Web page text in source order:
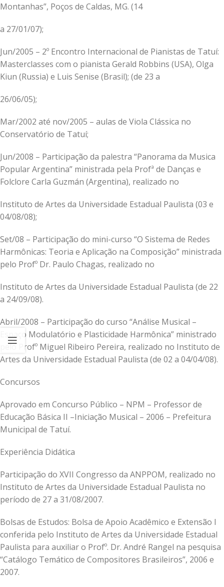
Montanhas”, Poços de Caldas, MG. (14
a 27/01/07);
Jun/2005 – 2º Encontro Internacional de Pianistas de Tatuí:
Masterclasses com o pianista Gerald Robbins (USA), Olga
Kiun (Russia) e Luis Senise (Brasil); (de 23 a
26/06/05);
Mar/2002 até nov/2005 – aulas de Viola Clássica no
Conservatório de Tatuí;
Jun/2008 – Participação da palestra “Panorama da Musica
Popular Argentina” ministrada pela Profª de Danças e
Folclore Carla Guzmán (Argentina), realizado no
Instituto de Artes da Universidade Estadual Paulista (03 e
04/08/08);
Set/08 – Participação do mini-curso “O Sistema de Redes
Harmônicas: Teoria e Aplicação na Composição” ministrada
pelo Profº Dr. Paulo Chagas, realizado no
Instituto de Artes da Universidade Estadual Paulista (de 22
a 24/09/08).
Abril/2008 – Participação do curso “Análise Musical –
Espaço Modulatório e Plasticidade Harmônica” ministrado
pelo Profº Miguel Ribeiro Pereira, realizado no Instituto de
Artes da Universidade Estadual Paulista (de 02 a 04/04/08).
Concursos
Aprovado em Concurso Público – NPM – Professor de
Educação Básica II –Iniciação Musical – 2006 – Prefeitura
Municipal de Tatuí.
Experiência Didática
Participação do XVII Congresso da ANPPOM, realizado no
Instituto de Artes da Universidade Estadual Paulista no
período de 27 a 31/08/2007.
Bolsas de Estudos: Bolsa de Apoio Acadêmico e Extensão I
conferida pelo Instituto de Artes da Universidade Estadual
Paulista para auxiliar o Profº. Dr. André Rangel na pesquisa
“Catálogo Temático de Compositores Brasileiros”, 2006 e
2007.